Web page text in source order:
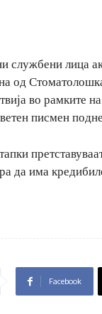
службени лица
од
во рамките
писмен
да има
Facebook